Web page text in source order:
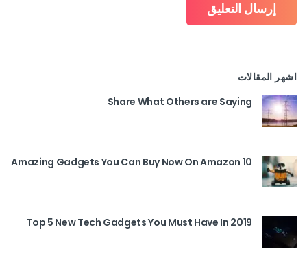
اشهر المقالات
Share What Others are Saying
10 Amazing Gadgets You Can Buy Now On Amazon
Top 5 New Tech Gadgets You Must Have In 2019